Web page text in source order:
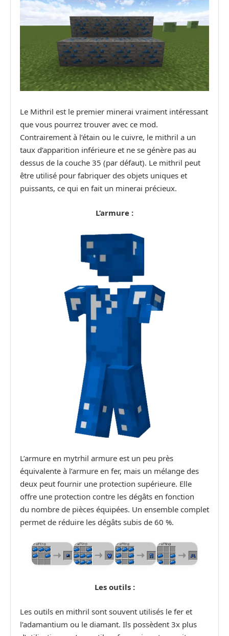
Le Mithril est le premier minerai vraiment intéressant
que vous pourrez trouver avec ce mod.
Contrairement à l’étain ou le cuivre, le mithril a un
taux d’apparition inférieure et ne se génère pas au
dessus de la couche 35 (par défaut). Le mithril peut
être utilisé pour fabriquer des objets uniques et
puissants, ce qui en fait un minerai précieux.
L’armure :
L’armure en mytrhil armure est un peu près
équivalente à l’armure en fer, mais un mélange des
deux peut fournir une protection supérieure. Elle
offre une protection contre les dégâts en fonction
du nombre de pièces équipées. Un ensemble complet
permet de réduire les dégâts subis de 60 %.
Les outils :
Les outils en mithril sont souvent utilisés le fer et
l’adamantium ou le diamant. Ils possèdent 3x plus